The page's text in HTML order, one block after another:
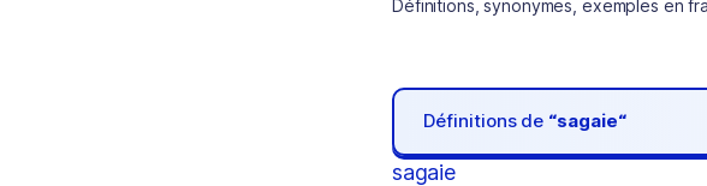
Définitions, synonymes, exemples en
Définitions de “sagaie“
sagaie